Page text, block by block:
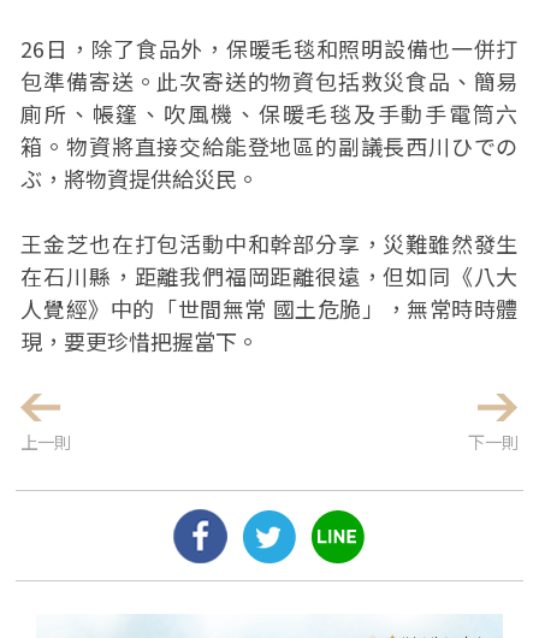
26日，除了食品外，保暖毛毯和照明設備也一併打
包準備寄送。此次寄送的物資包括救災食品、簡易
廁所、帳篷、吹風機、保暖毛毯及手動手電筒六
箱。物資將直接交給能登地區的副議長西川ひでの
ぶ，將物資提供給災民。
王金芝也在打包活動中和幹部分享，災難雖然發生
在石川縣，距離我們福岡距離很遠，但如同《八大
人覺經》中的「世間無常 國土危脆」，無常時時體
現，要更珍惜把握當下。
上一則 下一則